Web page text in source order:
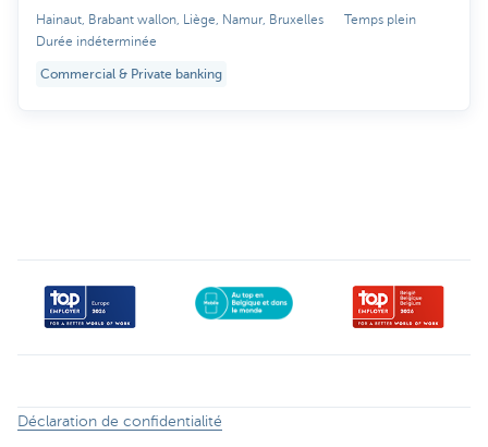
Hainaut, Brabant wallon, Liège, Namur, Bruxelles
Temps plein
Durée indéterminée
Commercial & Private banking
Déclaration de confidentialité